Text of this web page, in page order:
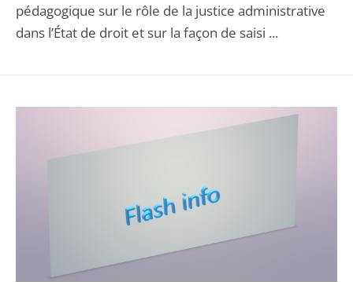
pédagogique sur le rôle de la justice administrative
dans l’État de droit et sur la façon de saisi ...